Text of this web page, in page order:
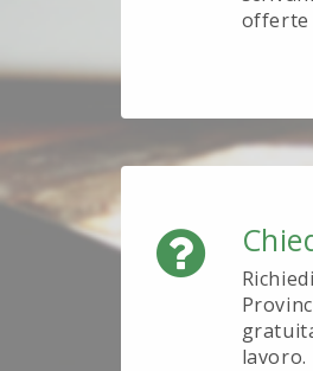
offerte
lavoro.